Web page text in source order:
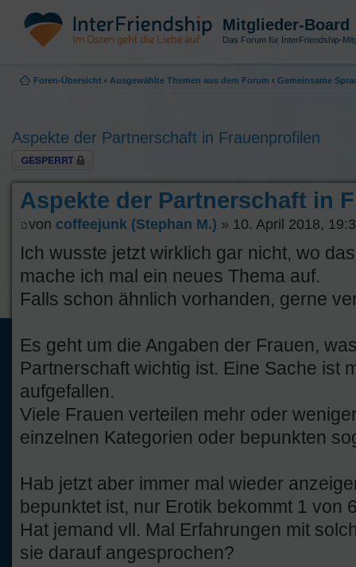
Mitglieder-Board
Das Forum für InterFriendship-
Foren-Übersicht ‹ Ausgewählte Themen aus dem Forum ‹ Gemeinsame
Aspekte der Partnerschaft in Frauenprofilen
Thema gesperrt
Aspekte der Partnerschaft in
von coffeejunk (Stephan M.) » 10. April 2018,
Ich wusste jetzt wirklich gar nicht, wo
mache ich mal ein neues Thema auf.
Falls schon ähnlich vorhanden, gerne
Es geht um die Angaben der Frauen,
Partnerschaft wichtig ist. Eine Sache ist
aufgefallen.
Viele Frauen verteilen mehr oder
einzelnen Kategorien oder bepunkten
Hab jetzt aber immer mal wieder
bepunktet ist, nur Erotik bekommt 1 von
Hat jemand vll. Mal Erfahrungen mit
sie darauf angesprochen?